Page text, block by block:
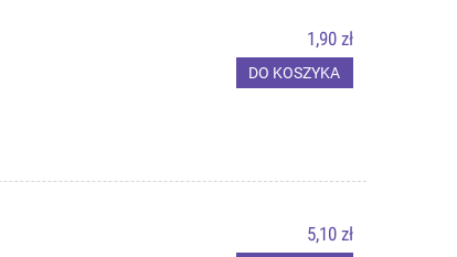
1,90 zł
DO KOSZYKA
5,10 zł